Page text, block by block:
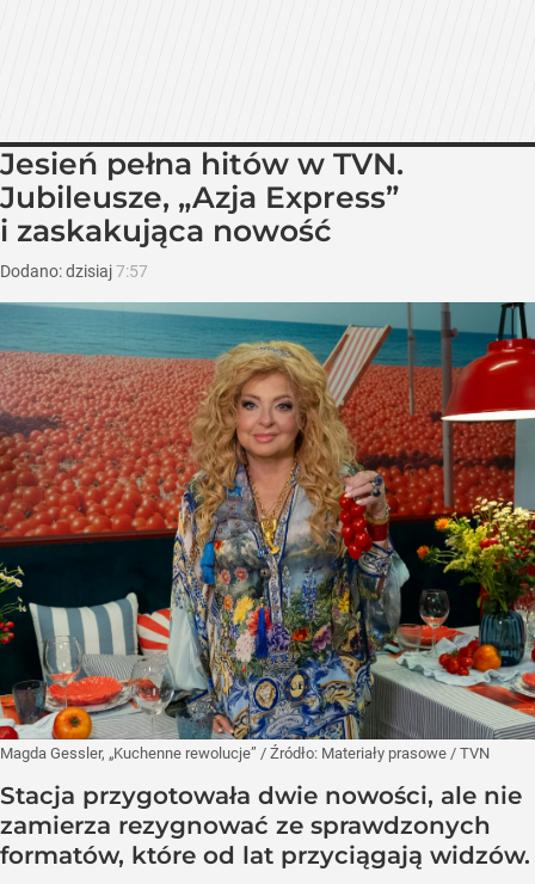
Jesień pełna hitów w TVN.
Jubileusze, „Azja Express”
i zaskakująca nowość
Dodano:dzisiaj7:57
Magda Gessler, „Kuchenne rewolucje” / Źródło: Materiały prasowe / TVN
Stacja przygotowała dwie nowości, ale nie
zamierza rezygnować ze sprawdzonych
formatów, które od lat przyciągają widzów.